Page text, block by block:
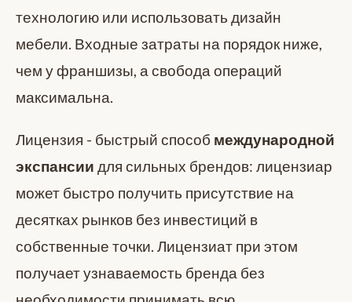
технологию или использовать дизайн
мебели. Входные затраты на порядок ниже,
чем у франшизы, а свобода операций
максимальна.
Лицензия - быстрый способ международной
экспансии для сильных брендов: лицензиар
может быстро получить присутствие на
десятках рынков без инвестиций в
собственные точки. Лицензиат при этом
получает узнаваемость бренда без